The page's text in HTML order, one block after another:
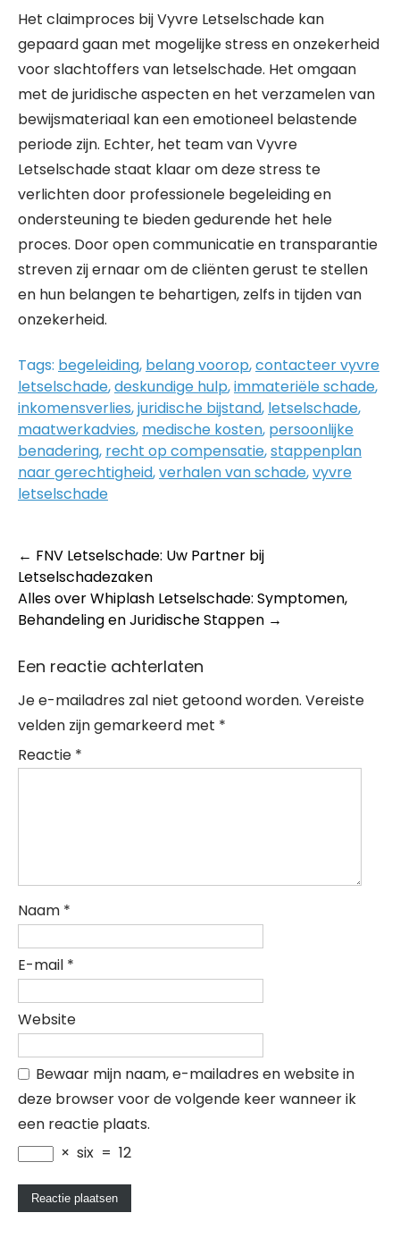
Het claimproces bij Vyvre Letselschade kan
gepaard gaan met mogelijke stress en onzekerheid
voor slachtoffers van letselschade. Het omgaan
met de juridische aspecten en het verzamelen van
bewijsmateriaal kan een emotioneel belastende
periode zijn. Echter, het team van Vyvre
Letselschade staat klaar om deze stress te
verlichten door professionele begeleiding en
ondersteuning te bieden gedurende het hele
proces. Door open communicatie en transparantie
streven zij ernaar om de cliënten gerust te stellen
en hun belangen te behartigen, zelfs in tijden van
onzekerheid.
Tags: begeleiding, belang voorop,contacteer vyvre
letselschade,deskundige hulp,immateriële schade,
inkomensverlies,juridische bijstand, letselschade,
maatwerkadvies, medische kosten, persoonlijke
benadering, recht op compensatie,stappenplan
naar gerechtigheid,verhalen van schade,vyvre
letselschade
Post
navigation
← FNV Letselschade: Uw Partner bij
Letselschadezaken
Alles over Whiplash Letselschade: Symptomen,
Behandeling en Juridische Stappen →
Een reactie achterlaten
Je e-mailadres zal niet getoond worden. Vereiste
velden zijn gemarkeerd met *
Reactie *
Naam *
E-mail *
Website
Bewaar mijn naam, e-mailadres en website in
deze browser voor de volgende keer wanneer ik
een reactie plaats.
× six = 12